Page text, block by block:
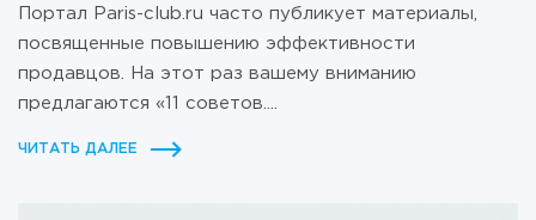
Портал Paris-club.ru часто публикует материалы,
посвященные повышению эффективности
продавцов. На этот раз вашему вниманию
предлагаются «11 советов....
ЧИТАТЬ ДАЛЕЕ